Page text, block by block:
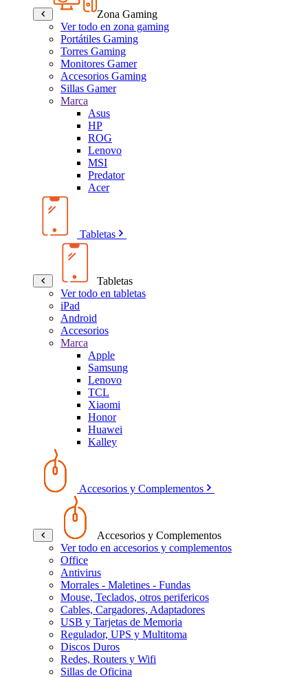
Zona Gaming
Ver todo en zona gaming
Portátiles Gaming
Torres Gaming
Monitores Gamer
Accesorios Gaming
Sillas Gamer
Marca
Asus
HP
ROG
Lenovo
MSI
Predator
Acer
Tabletas
Tabletas
Ver todo en tabletas
iPad
Android
Accesorios
Marca
Apple
Samsung
Lenovo
TCL
Xiaomi
Honor
Huawei
Kalley
Accesorios y Complementos
Accesorios y Complementos
Ver todo en accesorios y complementos
Office
Antivirus
Morrales - Maletines - Fundas
Mouse, Teclados, otros perifericos
Cables, Cargadores, Adaptadores
USB y Tarjetas de Memoria
Regulador, UPS y Multitoma
Discos Duros
Redes, Routers y Wifi
Sillas de Oficina